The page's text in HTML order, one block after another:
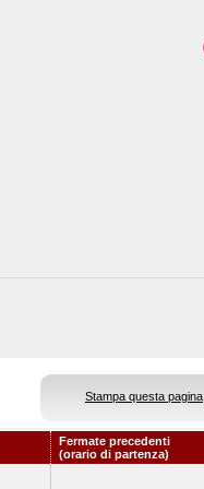
Stampa questa pagina
Fermate precedenti
(orario di partenza)